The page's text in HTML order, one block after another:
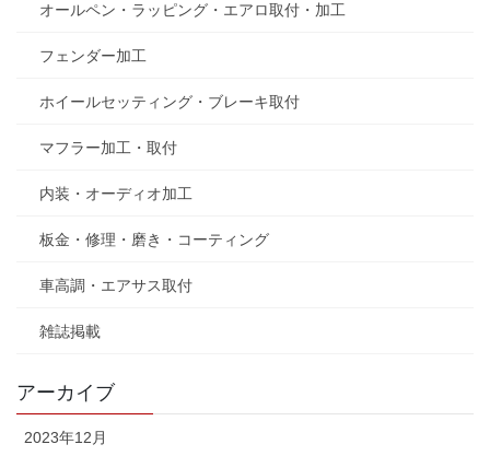
オールペン・ラッピング・エアロ取付・加工
フェンダー加工
ホイールセッティング・ブレーキ取付
マフラー加工・取付
内装・オーディオ加工
板金・修理・磨き・コーティング
車高調・エアサス取付
雑誌掲載
アーカイブ
2023年12月